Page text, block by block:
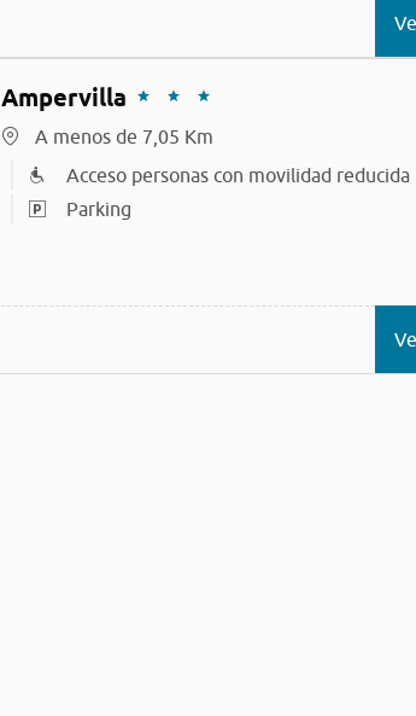
Ampervilla
A menos de 7,05 Km
Acceso personas con movilidad reducida
Parking